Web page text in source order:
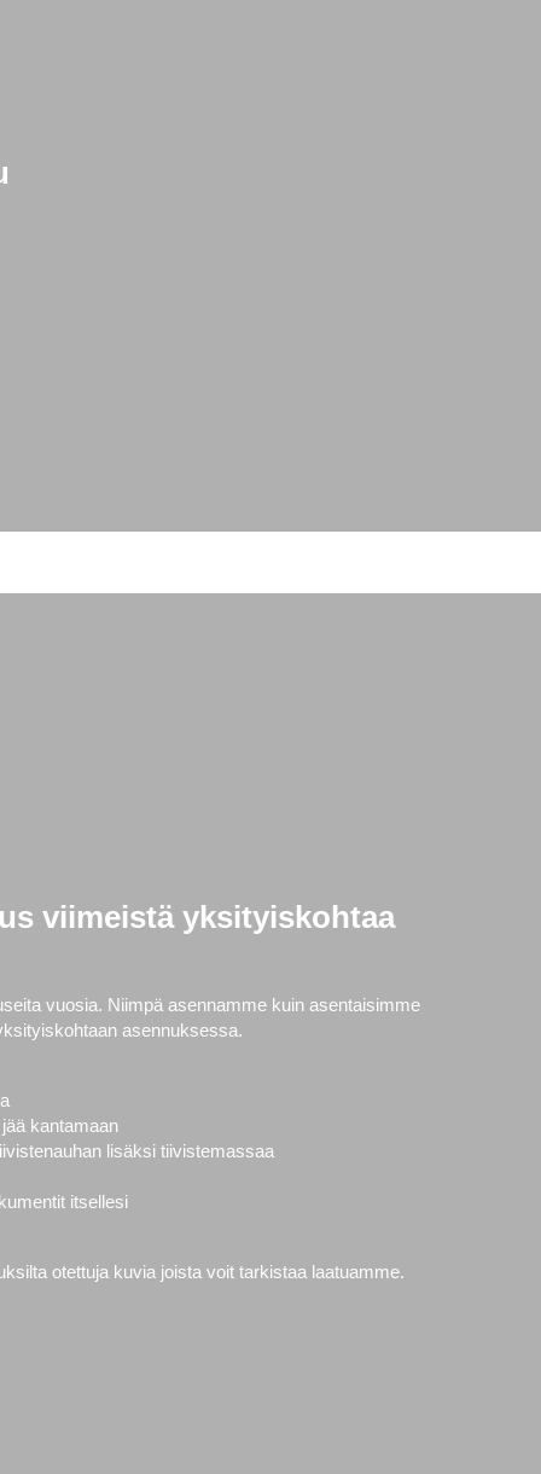
viimeistä yksityiskohtaa
vuosia. Niimpä asennamme kuin asentaisimme
asennuksessa.
kantamaan
lisäksi tiivistemassaa
itsellesi
otettuja kuvia joista voit tarkistaa laatuamme.